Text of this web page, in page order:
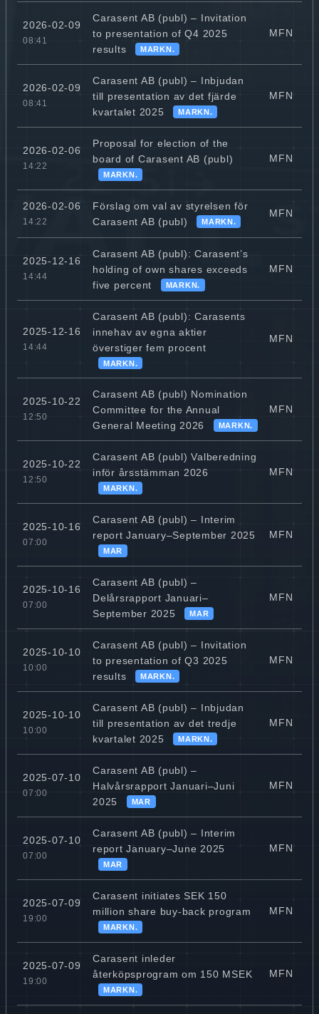
2026-02-09
08:41
Carasent AB (publ) – Invitation
to presentation of Q4 2025
results
MARKN.
MFN
2026-02-09
08:41
Carasent AB (publ) – Inbjudan
till presentation av det fjärde
kvartalet 2025
MARKN.
MFN
2026-02-06
14:22
Proposal for election of the
board of Carasent AB (publ)
MARKN.
MFN
2026-02-06
14:22
Förslag om val av styrelsen för
Carasent AB (publ)
MARKN.
MFN
2025-12-16
14:44
Carasent AB (publ): Carasent’s
holding of own shares exceeds
five percent
MARKN.
MFN
2025-12-16
14:44
Carasent AB (publ): Carasents
innehav av egna aktier
överstiger fem procent
MARKN.
MFN
2025-10-22
12:50
Carasent AB (publ) Nomination
Committee for the Annual
General Meeting 2026
MARKN.
MFN
2025-10-22
12:50
Carasent AB (publ) Valberedning
inför årsstämman 2026
MARKN.
MFN
2025-10-16
07:00
Carasent AB (publ) – Interim
report January–September 2025
MAR
MFN
2025-10-16
07:00
Carasent AB (publ) –
Delårsrapport Januari–
September 2025
MAR
MFN
2025-10-10
10:00
Carasent AB (publ) – Invitation
to presentation of Q3 2025
results
MARKN.
MFN
2025-10-10
10:00
Carasent AB (publ) – Inbjudan
till presentation av det tredje
kvartalet 2025
MARKN.
MFN
2025-07-10
07:00
Carasent AB (publ) –
Halvårsrapport Januari–Juni
2025
MAR
MFN
2025-07-10
07:00
Carasent AB (publ) – Interim
report January–June 2025
MAR
MFN
2025-07-09
19:00
Carasent initiates SEK 150
million share buy-back program
MARKN.
MFN
2025-07-09
19:00
Carasent inleder
återköpsprogram om 150 MSEK
MARKN.
MFN